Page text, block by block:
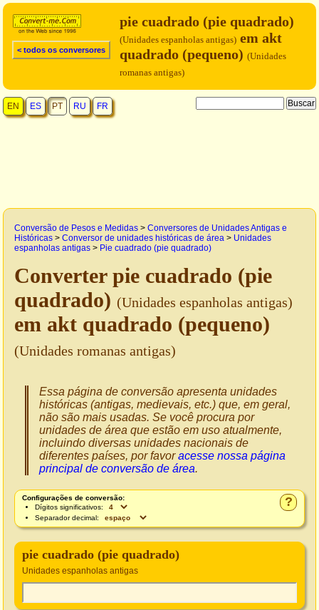
< todos os conversores
pie cuadrado (pie quadrado)
(Unidades espanholas antigas) em akt
quadrado (pequeno) (Unidades
romanas antigas)
EN ES PT RU FR
Conversão de Pesos e Medidas > Conversores de Unidades Antigas e
Históricas > Conversor de unidades históricas de área > Unidades
espanholas antigas > Pie cuadrado (pie quadrado)
Converter pie cuadrado (pie
quadrado) (Unidades espanholas antigas)
em akt quadrado (pequeno)
(Unidades romanas antigas)
Essa página de conversão apresenta unidades
históricas (antigas, medievais, etc.) que, em geral,
não são mais usadas. Se você procura por
unidades de área que estão em uso atualmente,
incluindo diversas unidades nacionais de
diferentes países, por favoracesse nossa página
principal de conversão de área.
?
Configurações de conversão:
Dígitos significativos:
Separador decimal:
pie cuadrado (pie quadrado)
Unidades espanholas antigas